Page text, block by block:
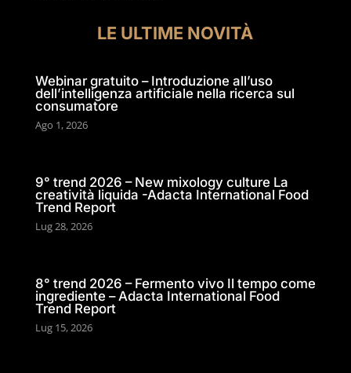
LE ULTIME NOVITÀ
Webinar gratuito – Introduzione all’uso
dell’intelligenza artificiale nella ricerca sul
consumatore
Ago 1, 2026
9° trend 2026 – New mixology culture La
creatività liquida -Adacta International Food
Trend Report
Lug 28, 2026
8° trend 2026 – Fermento vivo Il tempo come
ingrediente – Adacta International Food
Trend Report
Lug 15, 2026